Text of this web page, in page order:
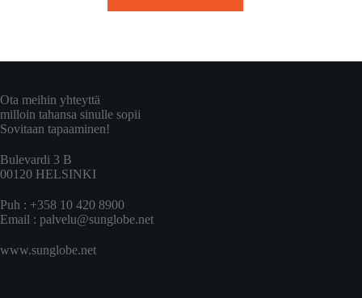
Ota meihin yhteyttä
milloin tahansa sinulle sopii
Sovitaan tapaaminen!
Bulevardi 3 B
00120 HELSINKI
Puh : +358 10 420 8900
Email : palvelu@sunglobe.net
www.sunglobe.net